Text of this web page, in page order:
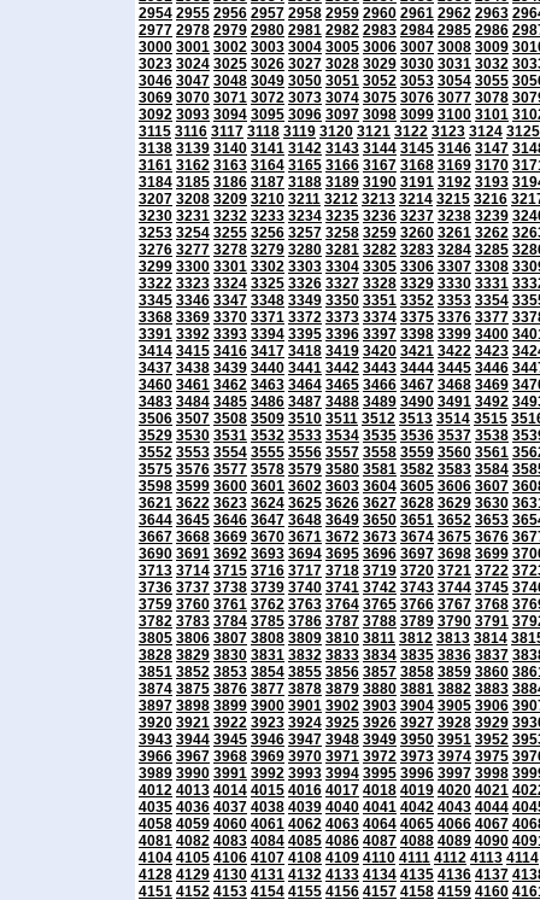
2954 2955 2956 2957 2958 2959 2960 2961 2962 2963
2977 2978 2979 2980 2981 2982 2983 2984 2985 2986
3000 3001 3002 3003 3004 3005 3006 3007 3008 3009
3023 3024 3025 3026 3027 3028 3029 3030 3031 3032
3046 3047 3048 3049 3050 3051 3052 3053 3054 3055
3069 3070 3071 3072 3073 3074 3075 3076 3077 3078
3092 3093 3094 3095 3096 3097 3098 3099 3100 3101
3115 3116 3117 3118 3119 3120 3121 3122 3123 3124 3125
3138 3139 3140 3141 3142 3143 3144 3145 3146 3147
3161 3162 3163 3164 3165 3166 3167 3168 3169 3170
3184 3185 3186 3187 3188 3189 3190 3191 3192 3193
3207 3208 3209 3210 3211 3212 3213 3214 3215 3216
3230 3231 3232 3233 3234 3235 3236 3237 3238 3239
3253 3254 3255 3256 3257 3258 3259 3260 3261 3262
3276 3277 3278 3279 3280 3281 3282 3283 3284 3285
3299 3300 3301 3302 3303 3304 3305 3306 3307 3308
3322 3323 3324 3325 3326 3327 3328 3329 3330 3331
3345 3346 3347 3348 3349 3350 3351 3352 3353 3354
3368 3369 3370 3371 3372 3373 3374 3375 3376 3377
3391 3392 3393 3394 3395 3396 3397 3398 3399 3400
3414 3415 3416 3417 3418 3419 3420 3421 3422 3423
3437 3438 3439 3440 3441 3442 3443 3444 3445 3446
3460 3461 3462 3463 3464 3465 3466 3467 3468 3469
3483 3484 3485 3486 3487 3488 3489 3490 3491 3492
3506 3507 3508 3509 3510 3511 3512 3513 3514 3515
3529 3530 3531 3532 3533 3534 3535 3536 3537 3538
3552 3553 3554 3555 3556 3557 3558 3559 3560 3561
3575 3576 3577 3578 3579 3580 3581 3582 3583 3584
3598 3599 3600 3601 3602 3603 3604 3605 3606 3607
3621 3622 3623 3624 3625 3626 3627 3628 3629 3630
3644 3645 3646 3647 3648 3649 3650 3651 3652 3653
3667 3668 3669 3670 3671 3672 3673 3674 3675 3676
3690 3691 3692 3693 3694 3695 3696 3697 3698 3699
3713 3714 3715 3716 3717 3718 3719 3720 3721 3722
3736 3737 3738 3739 3740 3741 3742 3743 3744 3745
3759 3760 3761 3762 3763 3764 3765 3766 3767 3768
3782 3783 3784 3785 3786 3787 3788 3789 3790 3791
3805 3806 3807 3808 3809 3810 3811 3812 3813 3814
3828 3829 3830 3831 3832 3833 3834 3835 3836 3837
3851 3852 3853 3854 3855 3856 3857 3858 3859 3860
3874 3875 3876 3877 3878 3879 3880 3881 3882 3883
3897 3898 3899 3900 3901 3902 3903 3904 3905 3906
3920 3921 3922 3923 3924 3925 3926 3927 3928 3929
3943 3944 3945 3946 3947 3948 3949 3950 3951 3952
3966 3967 3968 3969 3970 3971 3972 3973 3974 3975
3989 3990 3991 3992 3993 3994 3995 3996 3997 3998
4012 4013 4014 4015 4016 4017 4018 4019 4020 4021
4035 4036 4037 4038 4039 4040 4041 4042 4043 4044
4058 4059 4060 4061 4062 4063 4064 4065 4066 4067
4081 4082 4083 4084 4085 4086 4087 4088 4089 4090
4104 4105 4106 4107 4108 4109 4110 4111 4112 4113 4114
4128 4129 4130 4131 4132 4133 4134 4135 4136 4137
4151 4152 4153 4154 4155 4156 4157 4158 4159 4160